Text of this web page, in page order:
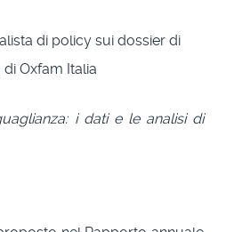
di policy sui dossier di
Oxfam Italia
i dati e le analisi di